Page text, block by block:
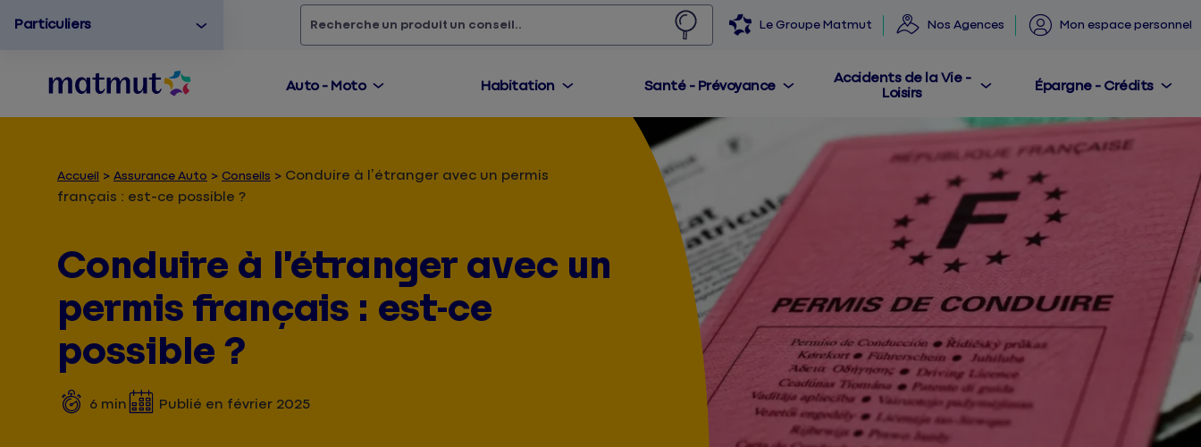
Particuliers Rechercherun produit,un conseil... Le Groupe Matmut Nos Agences Mon espace personnel
Auto - Moto Habitation Santé - Prévoyance
Accidents de la Vie -
Loisirs
Épargne - Crédits
Accueil Assurance Auto Conseils
Conduire à l’étranger avec un permis
français : est-ce possible ?
Conduire à l’étranger avec un
permis français : est-ce
possible ?
6 min Publié en février 2025